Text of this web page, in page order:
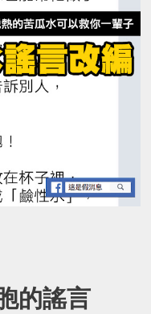
的謠言